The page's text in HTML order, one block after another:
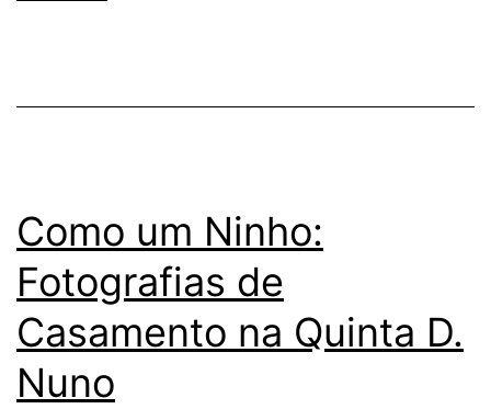
Como um Ninho:
Fotografias de
Casamento na Quinta D.
Nuno